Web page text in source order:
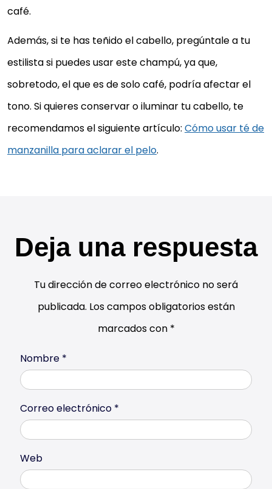
café.
Además, si te has teñido el cabello, pregúntale a tu
estilista si puedes usar este champú, ya que,
sobretodo, el que es de solo café, podría afectar el
tono. Si quieres conservar o iluminar tu cabello, te
recomendamos el siguiente artículo: Cómo usar té de
manzanilla para aclarar el pelo.
Deja una respuesta
Tu dirección de correo electrónico no será
publicada. Los campos obligatorios están
marcados con *
Nombre *
Correo electrónico *
Web